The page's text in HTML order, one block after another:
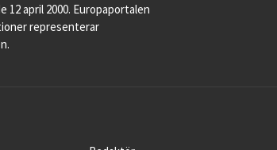
april 2000. Europaportalen
representerar